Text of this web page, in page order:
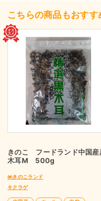
こちらの商品もおすす
きのこ フードランド中国産
木耳M 500g
㈱きのこランド
キクラゲ